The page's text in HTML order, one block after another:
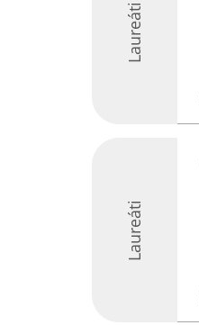
Laureáti
Laureáti